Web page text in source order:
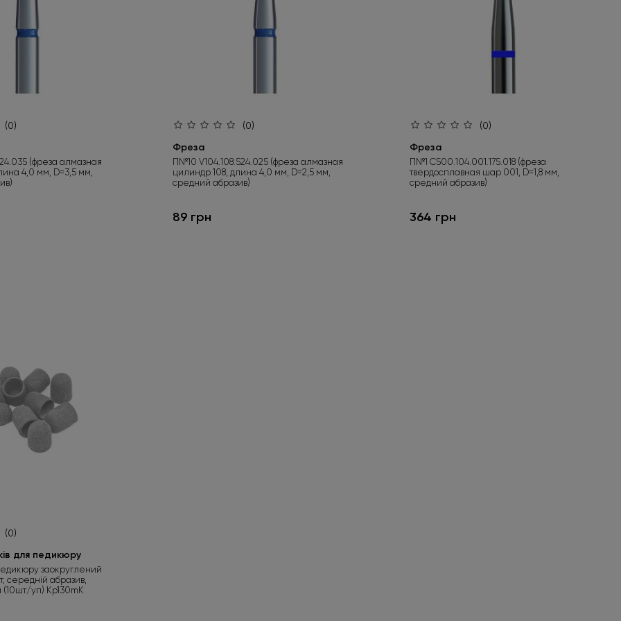
(0)
(фреза алмазная
4,0 мм, D=3,5 мм,
(0)
Фреза
П№10 V104.108.524.025 (фреза алмазная
цилиндр 108, длина 4,0 мм, D=2,5 мм,
средний абразив)
89 грн
(0)
Фреза
П№1 С500.104.001.175.018 (фреза
твердосплавная шар 001, D=1,8 мм,
средний абразив)
364 грн
(0)
для педикюру
заокруглений
середній абразив,
(10шт/уп) Kp130mK